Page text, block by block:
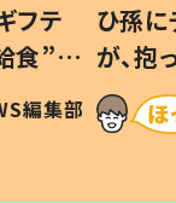
フテ
食”を
の親
編集部
ひ孫
が、
「涙が
い」